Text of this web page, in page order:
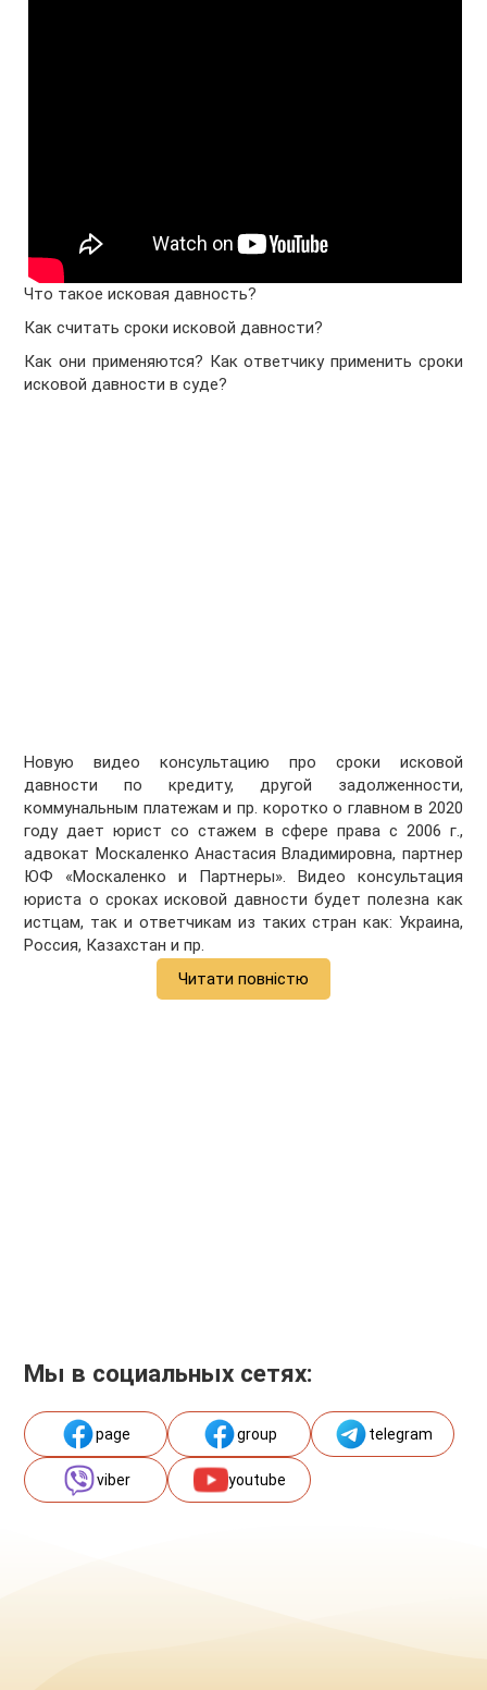
Что такое исковая давность?
Как считать сроки исковой давности?
Как они применяются? Как ответчику применить сроки
исковой давности в суде?
Новую видео консультацию про сроки исковой
давности по кредиту, другой задолженности,
коммунальным платежам и пр. коротко о главном в 2020
году дает юрист со стажем в сфере права с 2006 г.,
адвокат Москаленко Анастасия Владимировна, партнер
ЮФ «Москаленко и Партнеры». Видео консультация
юриста о сроках исковой давности будет полезна как
истцам, так и ответчикам из таких стран как: Украина,
Россия, Казахстан и пр.
Читати повністю
Мы в социальных сетях:
page group telegram
viber youtube